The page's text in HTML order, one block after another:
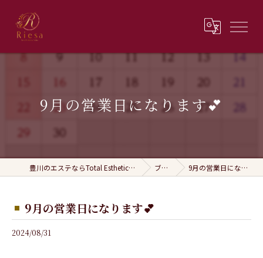
9月の営業日になります💕
豊川のエステならTotal Esthetic Salon Riesa ブログ 9月の営業日になります💕
9月の営業日になります💕
2024/08/31